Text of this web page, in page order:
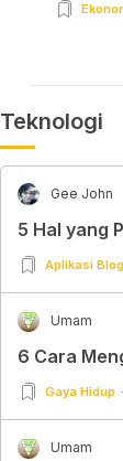
Teknologi
Gee John
5 Hal yang
Aplikasi
Umam
6 Cara
Gaya Hidup
Umam